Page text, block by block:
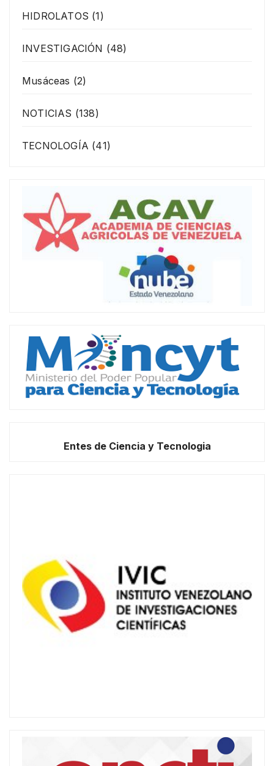
HIDROLATOS (1)
INVESTIGACIÓN (48)
Musáceas (2)
NOTICIAS (138)
TECNOLOGÍA (41)
Entes de Ciencia y Tecnologia